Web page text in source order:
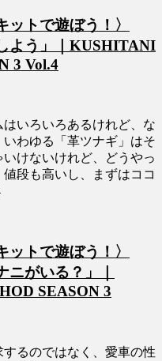
トで遊ぼう！〉
よう」｜KUSHITANI
3 Vol.4
いろいろあるけれど、な
わゆる「革ツナギ」はそ
けないけれど、どうやっ
段も高いし、まずはココ
トで遊ぼう！〉
ニがいる？」｜
SEASON 3
るのではなく、愛車の性